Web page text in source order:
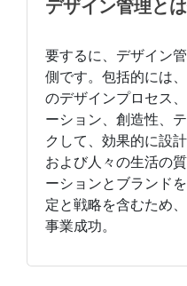
デザイン管理と
要するに、デザイン
側です。包括的には
のデザインプロセス
ーション、創造性、
クして、効果的に設
および人々の生活の
ーションとブランド
定と戦略を含むため
事業成功。